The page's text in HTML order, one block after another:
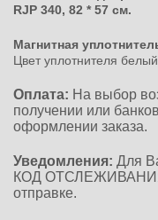
RJP 340, 82 * 57 см.
Магнитная
Цвет уплотнителя белый.
Оплата: На выбор
получении или
оформлении заказа.
Уведомления: Для
КОД ОТСЛЕЖИВАНИЯ
отправке.